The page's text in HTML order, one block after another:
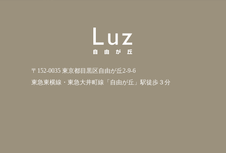
〒152-0035 東京都目黒区自由が丘2-9-6
東急東横線・東急大井町線「自由が丘」駅徒歩３分